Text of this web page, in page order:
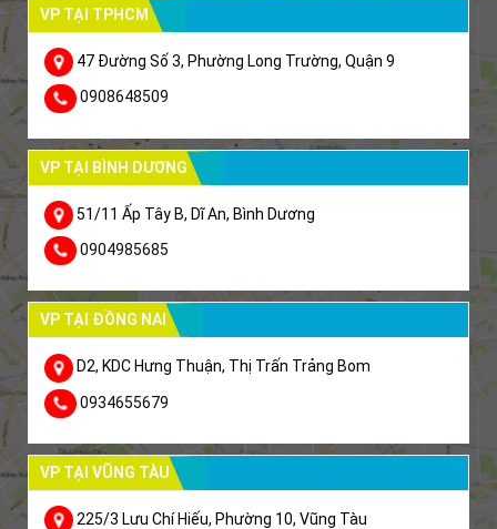
VP TẠI TPHCM
47 Đường Số 3, Phường Long Trường, Quận 9
0908648509
VP TẠI BÌNH DƯƠNG
51/11 Ấp Tây B, Dĩ An, Bình Dương
0904985685
VP TẠI ĐỒNG NAI
D2, KDC Hưng Thuận, Thị Trấn Trảng Bom
0934655679
VP TẠI VŨNG TÀU
225/3 Lưu Chí Hiếu, Phường 10, Vũng Tàu